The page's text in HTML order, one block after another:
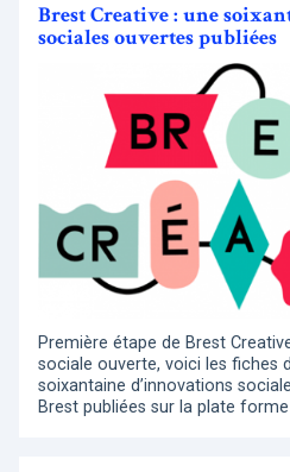
Brest Creative : une
sociales ouvertes publiées
Première étape de Brest
sociale ouverte, voici les fiches
soixantaine d’innovations
Brest publiées sur la plate